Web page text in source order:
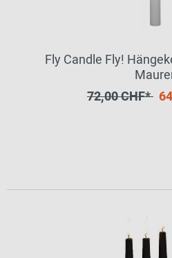
Fly Candle Fly!
72,00 CHF*